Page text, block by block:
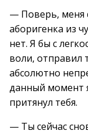
— Поверь, меня
аборигенка из
нет. Я бы с
воли, отправил
абсолютно
данный момент
притянул тебя.
— Ты сейчас